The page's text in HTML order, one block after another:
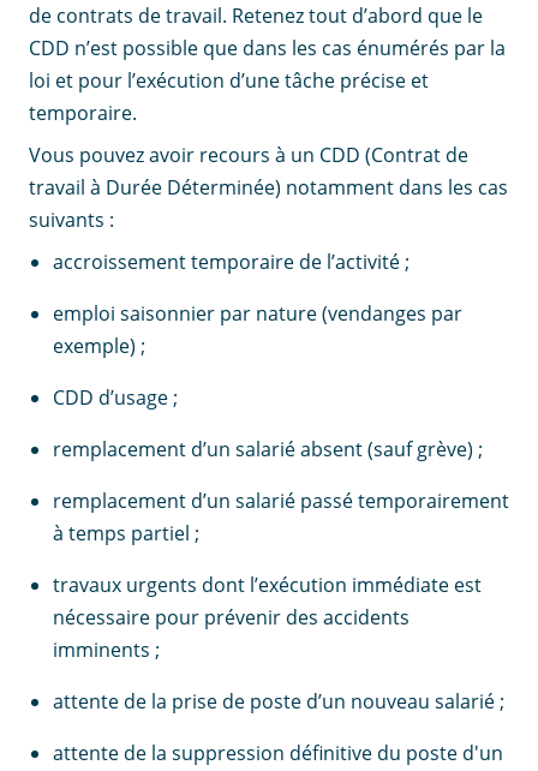
de contrats de travail. Retenez tout d’abord que le
CDD n’est possible que dans les cas énumérés par la
loi et pour l’exécution d’une tâche précise et
temporaire.
Vous pouvez avoir recours à un CDD (Contrat de
travail à Durée Déterminée) notamment dans les cas
suivants :
accroissement temporaire de l’activité ;
emploi saisonnier par nature (vendanges par
exemple) ;
CDD d’usage ;
remplacement d’un salarié absent (sauf grève) ;
remplacement d’un salarié passé temporairement
à temps partiel ;
travaux urgents dont l’exécution immédiate est
nécessaire pour prévenir des accidents
imminents ;
attente de la prise de poste d’un nouveau salarié ;
attente de la suppression définitive du poste d'un